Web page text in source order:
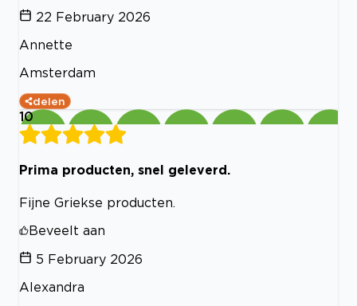
22 February 2026
Annette
Amsterdam
delen
10
Prima producten, snel geleverd.
Fijne Griekse producten.
Beveelt aan
5 February 2026
Alexandra